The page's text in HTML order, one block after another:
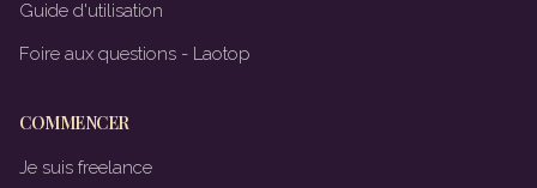
Guide d'utilisation
Foire aux questions - Laotop
COMMENCER
Je suis freelance